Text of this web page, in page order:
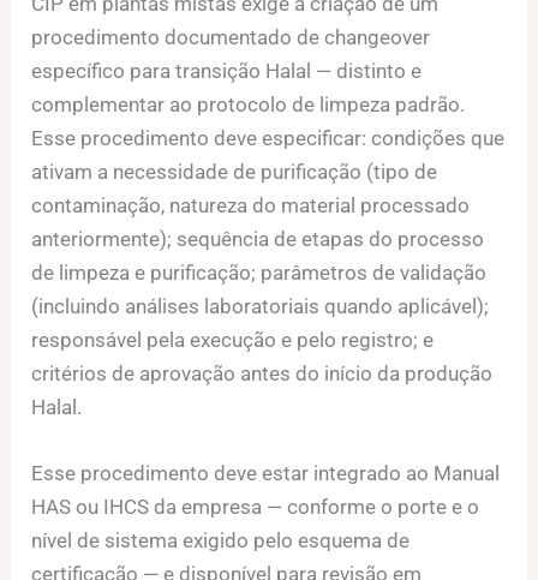
procedimento documentado de changeover
específico para transição Halal — distinto e
complementar ao protocolo de limpeza padrão.
Esse procedimento deve especificar: condições que
ativam a necessidade de purificação (tipo de
contaminação, natureza do material processado
anteriormente); sequência de etapas do processo
de limpeza e purificação; parâmetros de validação
(incluindo análises laboratoriais quando aplicável);
responsável pela execução e pelo registro; e
critérios de aprovação antes do início da produção
Halal.
Esse procedimento deve estar integrado ao Manual
HAS ou IHCS da empresa — conforme o porte e o
nível de sistema exigido pelo esquema de
certificação — e disponível para revisão em